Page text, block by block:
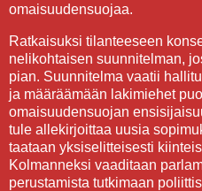
omaisuudensuojaa.
Ratkaisuksi tilanteeseen
nelikohtaisen suunnitelman,
pian. Suunnitelma vaatii
ja määräämään lakimiehet
omaisuudensuojan
tule allekirjoittaa uusia
taataan yksiselitteisesti
Kolmanneksi vaaditaan
perustamista tutkimaan